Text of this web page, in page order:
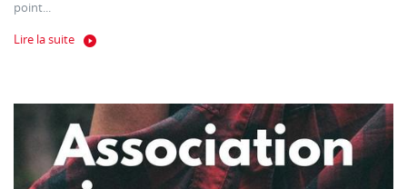
point...
Lire la suite